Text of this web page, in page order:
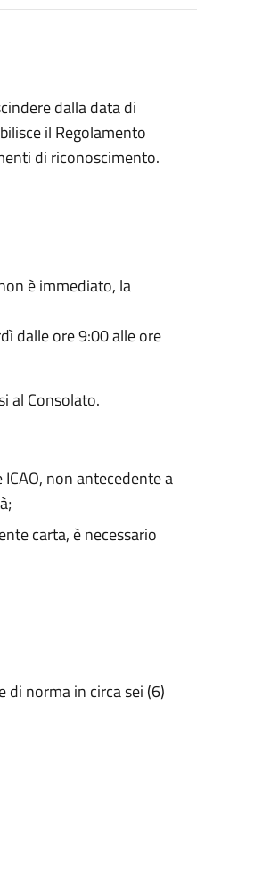
dalla data di
il Regolamento
di riconoscimento.
è immediato, la
dalle ore 9:00 alle ore
al Consolato.
non antecedente a
carta, è necessario
norma in circa sei (6)